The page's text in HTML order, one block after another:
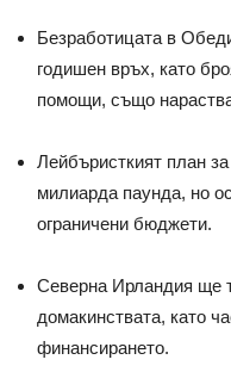
Безработицата в
годишен връх, като
помощи, също
Лейбъристкият план
милиарда паунда, но
ограничени бюджети.
Северна Ирландия ще
домакинствата, като
финансирането.